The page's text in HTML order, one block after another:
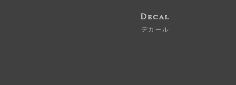
Decal
デカール